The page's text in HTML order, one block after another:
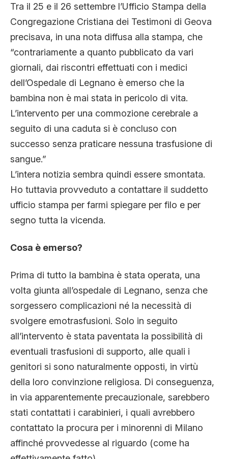
Tra il 25 e il 26 settembre l’Ufficio Stampa della
Congregazione Cristiana dei Testimoni di Geova
precisava, in una nota diffusa alla stampa, che
“contrariamente a quanto pubblicato da vari
giornali, dai riscontri effettuati con i medici
dell’Ospedale di Legnano è emerso che la
bambina non è mai stata in pericolo di vita.
L’intervento per una commozione cerebrale a
seguito di una caduta si è concluso con
successo senza praticare nessuna trasfusione di
sangue.”
L’intera notizia sembra quindi essere smontata.
Ho tuttavia provveduto a contattare il suddetto
ufficio stampa per farmi spiegare per filo e per
segno tutta la vicenda.
Cosa è emerso?
Prima di tutto la bambina è stata operata, una
volta giunta all’ospedale di Legnano, senza che
sorgessero complicazioni né la necessità di
svolgere emotrasfusioni. Solo in seguito
all’intervento è stata paventata la possibilità di
eventuali trasfusioni di supporto, alle quali i
genitori si sono naturalmente opposti, in virtù
della loro convinzione religiosa. Di conseguenza,
in via apparentemente precauzionale, sarebbero
stati contattati i carabinieri, i quali avrebbero
contattato la procura per i minorenni di Milano
affinché provvedesse al riguardo (come ha